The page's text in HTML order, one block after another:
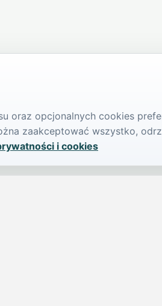
oraz opcjonalnych cookies
zaakceptować wszystko,
i cookies